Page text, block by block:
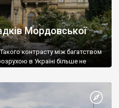
Мордовської
контрасту між багатством
в Україні більше не